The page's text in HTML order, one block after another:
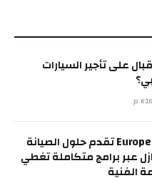
على تأجير السيارات
European Technical تقدم حلول الصيانة
عبر برامج متكاملة تغطي
الفنية